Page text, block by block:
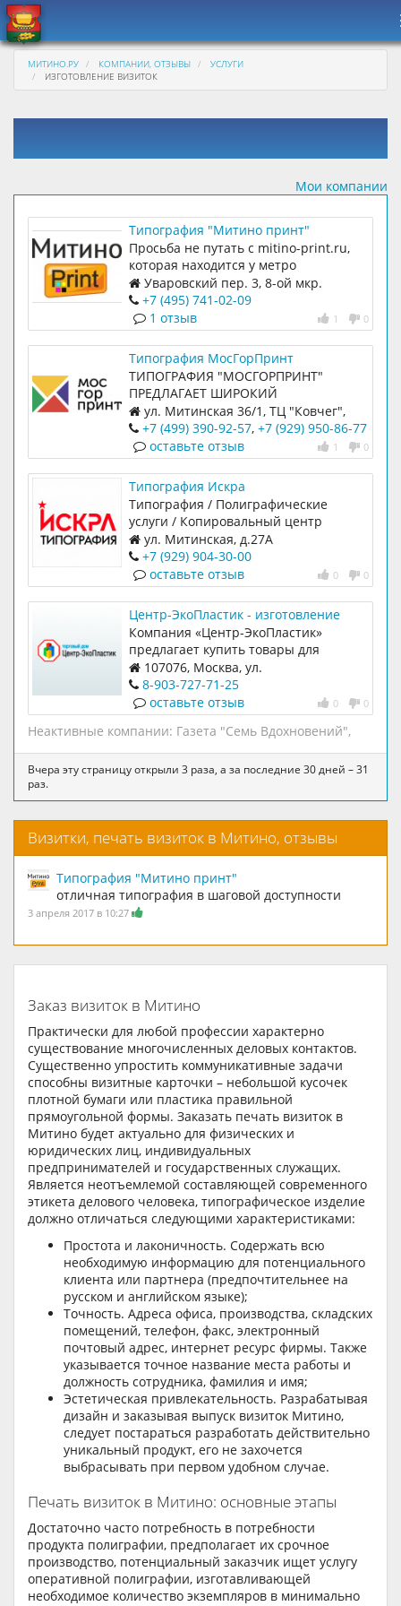
МИТИНО.РУ КОМПАНИИ, ОТЗЫВЫ
УСЛУГИ
ИЗГОТОВЛЕНИЕ ВИЗИТОК
Мои компании
Типография "Митино принт"
Просьба не путать с mitino-print.ru,
которая находится у метро
"Волоколамская"
Уваровский пер. 3, 8-ой мкр.
Митино (ост. Бассейн)
+7 (495) 741-02-09
1 0
1 отзыв
Типография МосГорПринт
ТИПОГРАФИЯ "МОСГОРПРИНТ"
ПРЕДЛАГАЕТ ШИРОКИЙ
АССОРТИМЕНТ ПЕЧАТНОЙ И
ШТЕМПЕЛЬНОЙ ПРОДУКЦИИ.
КАЧЕСТВЕННО И В СРОК МЫ
ИЗГОТОВИМ ДЛЯ ВАС
ул. Митинская 36/1, ТЦ "Ковчег",
цокольный этаж, помещение 2Б
+7 (499) 390-92-57, +7 (929) 950-86-77
1 0
оставьте отзыв
Типография Искра
Типография / Полиграфические
услуги / Копировальный центр
ул. Митинская, д.27А
+7 (929) 904-30-00
0 0
оставьте отзыв
Центр-ЭкоПластик - изготовление
изделий из пластмассы
Компания «Центр-ЭкоПластик»
предлагает купить товары для
идентификации подземных
коммуникаций, которая становится
важнейшей задачей тогда, когда
нужно точно установить
местоположение кабеля или
кабельного канала, а также
трубопроводов коммунальных служб.
107076, Москва, ул.
Краснобогатырская, д.89, стр.1
8-903-727-71-25
0 0
оставьте отзыв
Неактивные компании: Газета "Семь Вдохновений",
Вчера эту страницу открыли 3 раза, а за последние 30 дней – 31
раз.
Визитки, печать визиток в Митино, отзывы
Типография "Митино принт"
отличная типография в шаговой доступности
3 апреля 2017 в 10:27
Заказ визиток в Митино
Практически для любой профессии характерно
существование многочисленных деловых контактов.
Существенно упростить коммуникативные задачи
способны визитные карточки – небольшой кусочек
плотной бумаги или пластика правильной
прямоугольной формы. Заказать печать визиток в
Митино будет актуально для физических и
юридических лиц, индивидуальных
предпринимателей и государственных служащих.
Является неотъемлемой составляющей современного
этикета делового человека, типографическое изделие
должно отличаться следующими характеристиками:
Простота и лаконичность. Содержать всю
необходимую информацию для потенциального
клиента или партнера (предпочтительнее на
русском и английском языке);
Точность. Адреса офиса, производства, складских
помещений, телефон, факс, электронный
почтовый адрес, интернет ресурс фирмы. Также
указывается точное название места работы и
должность сотрудника, фамилия и имя;
Эстетическая привлекательность. Разрабатывая
дизайн и заказывая выпуск визиток Митино,
следует постараться разработать действительно
уникальный продукт, его не захочется
выбрасывать при первом удобном случае.
Печать визиток в Митино: основные этапы
Достаточно часто потребность в потребности
продукта полиграфии, предполагает их срочное
производство, потенциальный заказчик ищет услугу
оперативной полиграфии, изготавливающей
необходимое количество экземпляров в минимально